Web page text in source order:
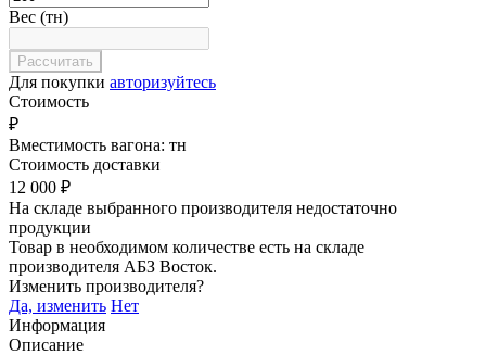
Вес (тн)
Для покупки авторизуйтесь
Стоимость
₽
Вместимость вагона: тн
Стоимость доставки
12 000 ₽
На складе выбранного производителя недостаточно
продукции
Товар в необходимом количестве есть на складе
производителя АБЗ Восток.
Изменить производителя?
Да, изменить Нет
Информация
Описание